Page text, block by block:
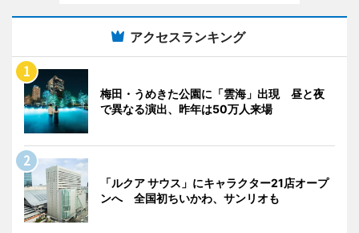
アクセスランキング
梅田・うめきた公園に「雲海」出現 昼と夜
で異なる演出、昨年は50万人来場
「ルクア サウス」にキャラクター21店オープ
ンへ 全国初ちいかわ、サンリオも